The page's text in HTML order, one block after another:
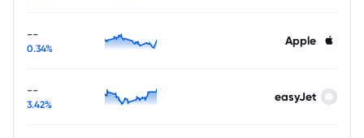
Apple
--
0.34%
easyJet
--
3.42%